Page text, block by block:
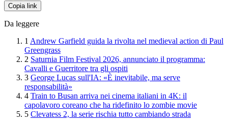
Copia link
Da leggere
1 Andrew Garfield guida la rivolta nel medieval action di Paul
Greengrass
2 Saturnia Film Festival 2026, annunciato il programma:
Cavalli e Guerritore tra gli ospiti
3 George Lucas sull'IA: «È inevitabile, ma serve
responsabilità»
4 Train to Busan arriva nei cinema italiani in 4K: il
capolavoro coreano che ha ridefinito lo zombie movie
5 Clevatess 2, la serie rischia tutto cambiando strada